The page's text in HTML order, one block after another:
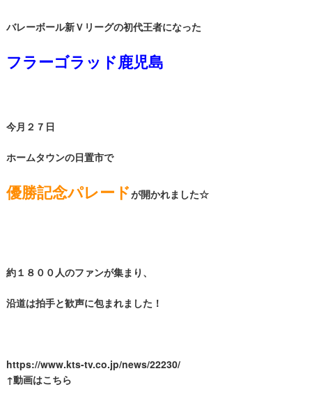
バレーボール新Ｖリーグの初代王者になった
フラーゴラッド鹿児島
今月２７日
ホームタウンの日置市で
優勝記念パレードが開かれました☆
約１８００人のファンが集まり、
沿道は拍手と歓声に包まれました！
https://www.kts-tv.co.jp/news/22230/
↑動画はこちら